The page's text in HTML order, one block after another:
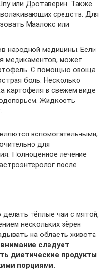
или Дротаверин. Также
средств. Для
Маалокс или
народной медицины. Если
медикаментов, может
С помощью овоща
боль. Несколько
картофеля в свежем виде
Жидкость
вспомогательными,
для
Полноценное лечение
после
тёплые чаи с мятой,
нескольких зёрен
на область живота
следует
диетические продукты
порциями.